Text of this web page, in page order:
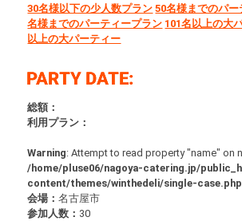
30名様以下の少人数プラン 50名様までのパ
名様までのパーティープラン 101名以上の大
以上の大パーティー
総額：
利用プラン：
Warning: Attempt to read property "name" on
/home/pluse06/nagoya-catering.jp/
content/themes/winthedeli/single-case.php
会場：名古屋市
参加人数： 30